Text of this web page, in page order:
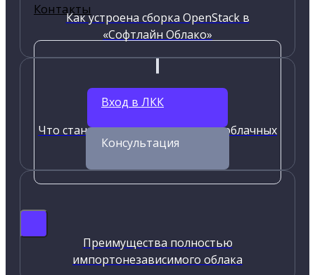
Контакты
Вход в ЛКК
Консультация
Как устроена сборка OpenStack в
«Софтлайн Облако»
Что станет драйвером развития облачных
сервисов
Преимущества полностью
импортонезависимого облака